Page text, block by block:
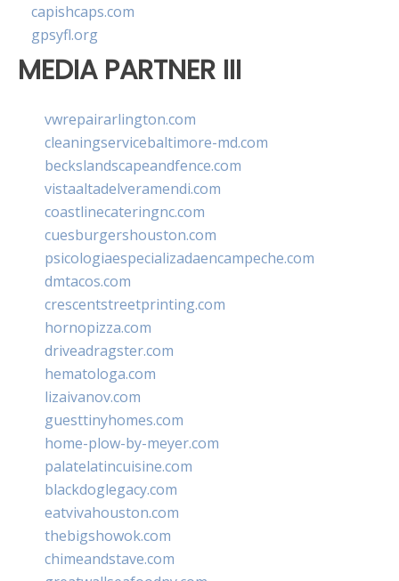
capishcaps.com
gpsyfl.org
MEDIA PARTNER III
vwrepairarlington.com
cleaningservicebaltimore-md.com
beckslandscapeandfence.com
vistaaltadelveramendi.com
coastlinecateringnc.com
cuesburgershouston.com
psicologiaespecializadaencampeche.com
dmtacos.com
crescentstreetprinting.com
hornopizza.com
driveadragster.com
hematologa.com
lizaivanov.com
guesttinyhomes.com
home-plow-by-meyer.com
palatelatincuisine.com
blackdoglegacy.com
eatvivahouston.com
thebigshowok.com
chimeandstave.com